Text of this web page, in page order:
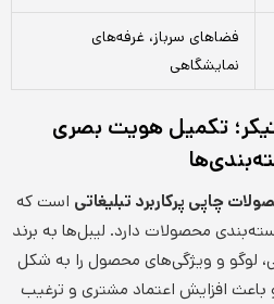
فضاهای سرباز، غرفه‌های
نمایشگاهی
تکمیل هویت بصری
چاپی پرکاربرد تبلیغاتی است که
محصولات دارد. لیبل‌ها به برند
لوگو و ویژگی‌های محصول را به شکل
افزایش اعتماد مشتری و ترغیب